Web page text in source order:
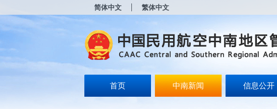
简体中文 繁体中文
首页 中南新闻 信息公开
打
无
障